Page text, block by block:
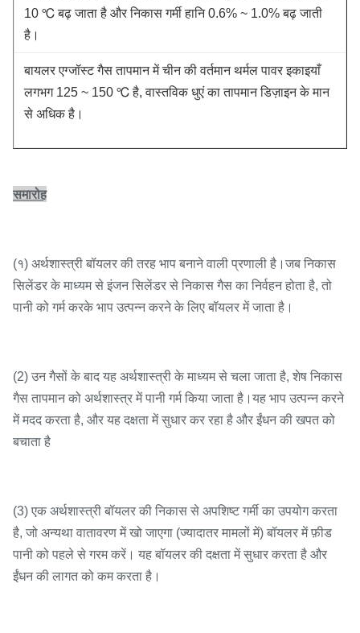
10 ℃ बढ़ जाता है और निकास गर्मी हानि 0.6% ~ 1.0% बढ़ जाती
है।
बायलर एग्जॉस्ट गैस तापमान में चीन की वर्तमान थर्मल पावर इकाइयाँ
लगभग 125 ~ 150 ℃ है, वास्तविक धुएं का तापमान डिज़ाइन के मान
से अधिक है।
समारोह
(१) अर्थशास्त्री बॉयलर की तरह भाप बनाने वाली प्रणाली है।जब निकास
सिलेंडर के माध्यम से इंजन सिलेंडर से निकास गैस का निर्वहन होता है, तो
पानी को गर्म करके भाप उत्पन्न करने के लिए बॉयलर में जाता है।
(2) उन गैसों के बाद यह अर्थशास्त्री के माध्यम से चला जाता है, शेष निकास
गैस तापमान को अर्थशास्त्र में पानी गर्म किया जाता है।यह भाप उत्पन्न करने
में मदद करता है, और यह दक्षता में सुधार कर रहा है और ईंधन की खपत को
बचाता है
(3) एक अर्थशास्त्री बॉयलर की निकास से अपशिष्ट गर्मी का उपयोग करता
है, जो अन्यथा वातावरण में खो जाएगा (ज्यादातर मामलों में) बॉयलर में फ़ीड
पानी को पहले से गरम करें। यह बॉयलर की दक्षता में सुधार करता है और
ईंधन की लागत को कम करता है।